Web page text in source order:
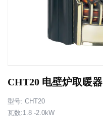
CHT20 电壁炉取暖器
型号: CHT20
瓦数:1.8 -2.0kW